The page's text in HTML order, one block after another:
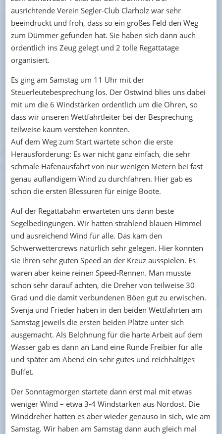
ausrichtende Verein Segler-Club Clarholz war sehr
beeindruckt und froh, dass so ein großes Feld den Weg
zum Dümmer gefunden hat. Sie haben sich dann auch
ordentlich ins Zeug gelegt und 2 tolle Regattatage
organisiert.
Es ging am Samstag um 11 Uhr mit der
Steuerleutebesprechung los. Der Ostwind blies uns dabei
mit um die 6 Windstärken ordentlich um die Ohren, so
dass wir unseren Wettfahrtleiter bei der Besprechung
teilweise kaum verstehen konnten.
Auf dem Weg zum Start wartete schon die erste
Herausforderung: Es war nicht ganz einfach, die sehr
schmale Hafenausfahrt von nur wenigen Metern bei fast
genau auflandigem Wind zu durchfahren. Hier gab es
schon die ersten Blessuren für einige Boote.
Auf der Regattabahn erwarteten uns dann beste
Segelbedingungen. Wir hatten strahlend blauen Himmel
und ausreichend Wind für alle. Das kam den
Schwerwettercrews natürlich sehr gelegen. Hier konnten
sie ihren sehr guten Speed an der Kreuz ausspielen. Es
waren aber keine reinen Speed-Rennen. Man musste
schon sehr darauf achten, die Dreher von teilweise 30
Grad und die damit verbundenen Böen gut zu erwischen.
Svenja und Frieder haben in den beiden Wettfahrten am
Samstag jeweils die ersten beiden Plätze unter sich
ausgemacht. Als Belohnung für die harte Arbeit auf dem
Wasser gab es dann an Land eine Runde Freibier für alle
und später am Abend ein sehr gutes und reichhaltiges
Buffet.
Der Sonntagmorgen startete dann erst mal mit etwas
weniger Wind – etwa 3-4 Windstärken aus Nordost. Die
Winddreher hatten es aber wieder genauso in sich, wie am
Samstag. Wir haben am Samstag dann auch gleich mal